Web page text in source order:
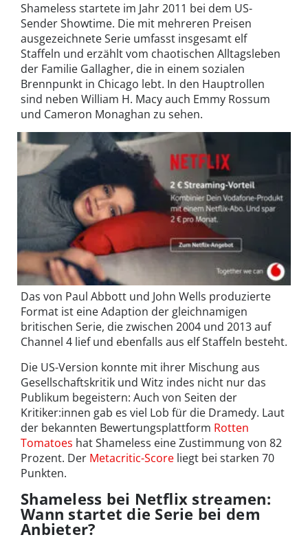
Shameless startete im Jahr 2011 bei dem US-
Sender Showtime. Die mit mehreren Preisen
ausgezeichnete Serie umfasst insgesamt elf
Staffeln und erzählt vom chaotischen Alltagsleben
der Familie Gallagher, die in einem sozialen
Brennpunkt in Chicago lebt. In den Hauptrollen
sind neben William H. Macy auch Emmy Rossum
und Cameron Monaghan zu sehen.
Das von Paul Abbott und John Wells produzierte
Format ist eine Adaption der gleichnamigen
britischen Serie, die zwischen 2004 und 2013 auf
Channel 4 lief und ebenfalls aus elf Staffeln besteht.
Die US-Version konnte mit ihrer Mischung aus
Gesellschaftskritik und Witz indes nicht nur das
Publikum begeistern: Auch von Seiten der
Kritiker:innen gab es viel Lob für die Dramedy. Laut
der bekannten Bewertungsplattform Rotten
Tomatoes hat Shameless eine Zustimmung von 82
Prozent. Der Metacritic-Score liegt bei starken 70
Punkten.
Shameless bei Netflix streamen:
Wann startet die Serie bei dem
Anbieter?